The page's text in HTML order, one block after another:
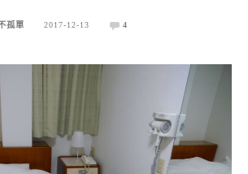
孤單 2017-12-13 4